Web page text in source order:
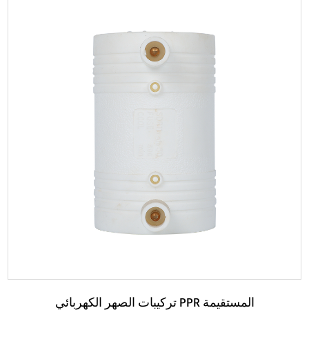
اقرأ المزيد
تركيبات الصهر الكهربائي PPR المستقيمة